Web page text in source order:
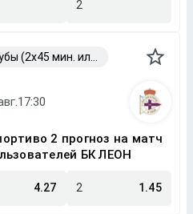
2
2 прогноз на матч
БК ЛЕОН
4.27 2 1.45